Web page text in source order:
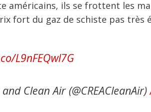
américains, ils se frottent les
fort du gaz de schiste pas très
L9nFEQwl7G
Clean Air (@CREACleanAir)